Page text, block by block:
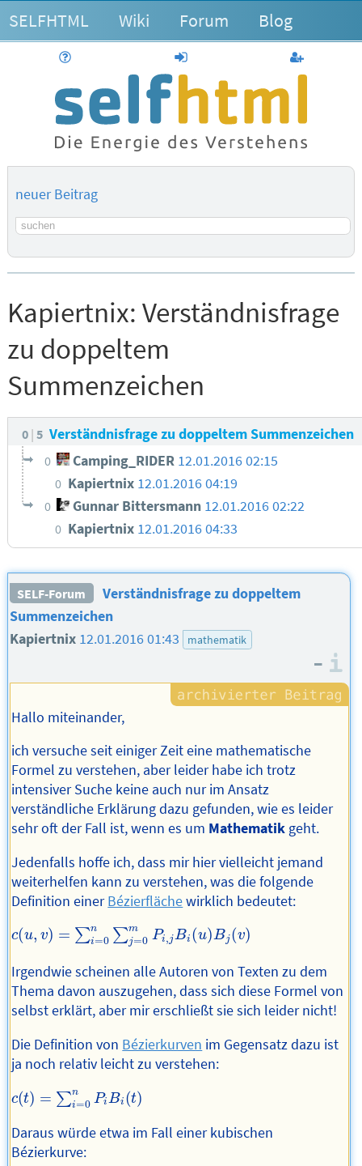
SELFHTML Wiki Forum Blog
anmelden
neuer Beitrag
Suchbegriff
Kapiertnix: Verständnisfrage
zu doppeltem
Summenzeichen
0 5 Verständnisfrage zu doppeltem Summenzeichen
0 Camping_RIDER 12.01.2016 02:15
0 Kapiertnix 12.01.2016 04:19
0 Gunnar Bittersmann 12.01.2016 02:22
0 Kapiertnix 12.01.2016 04:33
SELF-Forum
Verständnisfrage zu doppeltem
Summenzeichen
Kapiertnix 12.01.2016 01:43 mathematik
–
Hallo miteinander,
ich versuche seit einiger Zeit eine mathematische
Formel zu verstehen, aber leider habe ich trotz
intensiver Suche keine auch nur im Ansatz
verständliche Erklärung dazu gefunden, wie es leider
sehr oft der Fall ist, wenn es um Mathematik geht.
Jedenfalls hoffe ich, dass mir hier vielleicht jemand
weiterhelfen kann zu verstehen, was die folgende
Definition einerBézierflächewirklich bedeutet:
c(u, v) = ∑n
i=0 ∑m
j=0 Pi,jBi (u)Bj (v)
( = 0n∑ 0mPi Bi( )B j( )
Irgendwie scheinen alle Autoren von Texten zu dem
Thema davon auszugehen, dass sich diese Formel von
selbst erklärt, aber mir erschließt sie sich leider nicht!
Die Definition von Bézierkurven im Gegensatz dazu ist
ja noch relativ leicht zu verstehen:
c(t) = ∑n
i=0 Pi Bi (t)
(t) =0nP Bi( t)
Daraus würde etwa im Fall einer kubischen
Bézierkurve: